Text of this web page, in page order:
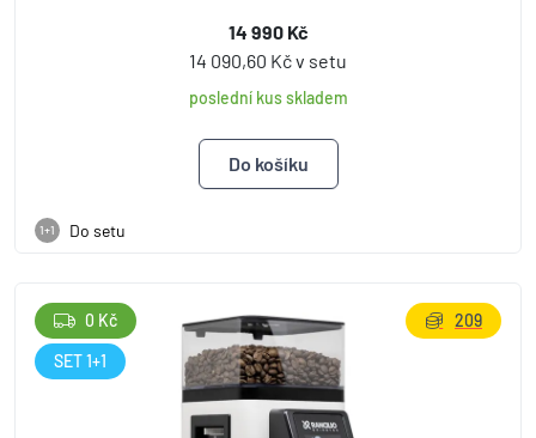
14 990 Kč
14 090,60 Kč v setu
poslední kus skladem
1+1 Do setu
0 Kč
SET 1+1
209